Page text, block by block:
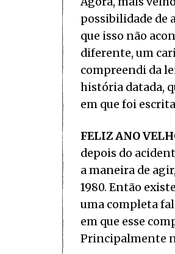
possibilidade de
que isso não
diferente, um
compreendi da
história datada,
em que foi
FELIZ ANO
depois do
a maneira de
1980. Então
uma completa
em que esse
Principalmente